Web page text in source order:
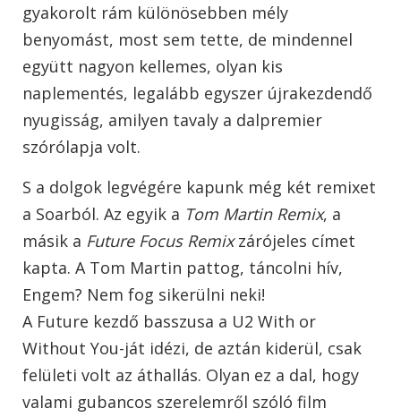
gyakorolt rám különösebben mély
benyomást, most sem tette, de mindennel
együtt nagyon kellemes, olyan kis
naplementés, legalább egyszer újrakezdendő
nyugisság, amilyen tavaly a dalpremier
szórólapja volt.
S a dolgok legvégére kapunk még két remixet
a Soarból. Az egyik a Tom Martin Remix, a
másik a Future Focus Remixzárójeles címet
kapta. A Tom Martin pattog, táncolni hív,
Engem? Nem fog sikerülni neki!
A Future kezdő basszusa a U2 With or
Without You-ját idézi, de aztán kiderül, csak
felületi volt az áthallás. Olyan ez a dal, hogy
valami gubancos szerelemről szóló film